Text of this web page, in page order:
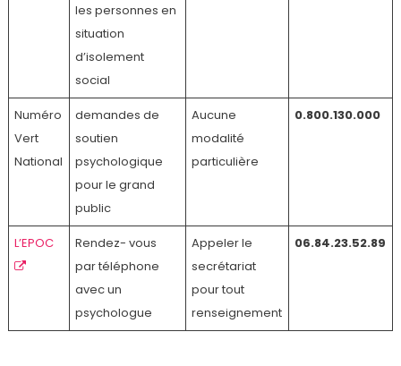
les personnes en
situation
d’isolement
social
Numéro
Vert
National
demandes de
soutien
psychologique
pour le grand
public
Aucune
modalité
particulière
0.800.130.000
L’EPOC
Rendez- vous
par téléphone
avec un
psychologue
Appeler le
secrétariat
pour tout
renseignement
06.84.23.52.89